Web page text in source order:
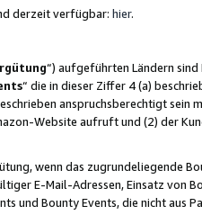
derzeit verfügbar: hier.
“) aufgeführten Ländern
“ die in dieser Ziffer 4 (a)
anspruchsberechtigt sein
Website aufruft und (2) der
wenn das zugrundeliegende
E-Mail-Adressen, Einsatz von
und Bounty Events, die nicht